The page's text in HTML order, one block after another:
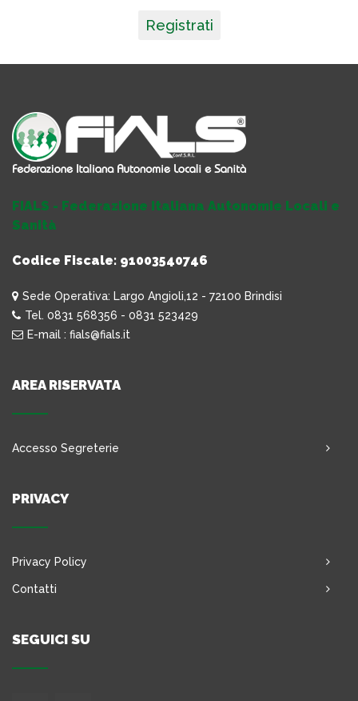
Registrati
FIALS - Federazione Italiana Autonomie Locali e
Sanità
Codice Fiscale: 91003540746
Sede Operativa: Largo Angioli,12 - 72100 Brindisi
Tel. 0831 568356 - 0831 523429
E-mail : fials@fials.it
AREA RISERVATA
Accesso Segreterie
PRIVACY
Privacy Policy
Contatti
SEGUICI SU